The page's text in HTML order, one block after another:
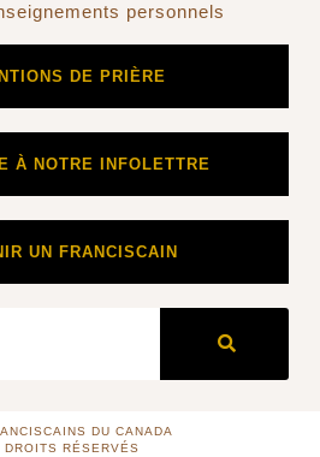
personnels
DE PRIÈRE
À NOTRE INFOLETTRE
UN FRANCISCAIN
DU CANADA
DROITS RÉSERVÉS